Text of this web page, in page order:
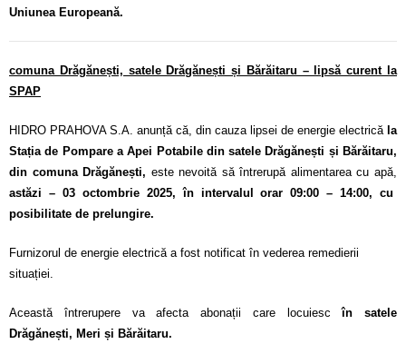
Uniunea Europeană.
comuna Drăgănești, satele Drăgănești și Bărăitaru – lipsă curent la
SPAP
HIDRO PRAHOVA S.A. anunță că, din cauza lipsei de energie electrică la
Stația de Pompare a Apei Potabile din satele Drăgănești și Bărăitaru,
din comuna Drăgănești, este nevoită să întrerupă alimentarea cu apă,
astăzi – 03 octombrie 2025, în intervalul orar 09:00 – 14:00, cu
posibilitate de prelungire.
Furnizorul de energie electrică a fost notificat în vederea remedierii
situației.
Această întrerupere va afecta abonații care locuiescîn satele
Drăgănești, Meri și Bărăitaru.